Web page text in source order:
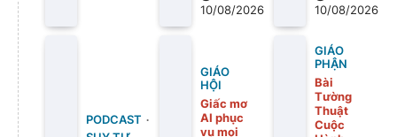
10/08/2026 10/08/2026
PODCAST
GIÁO
HỘI
Giấc mơ
AI phục
vụ mọi
GIÁO
PHẬN
Bài
Tường
Thuật
Cuộc